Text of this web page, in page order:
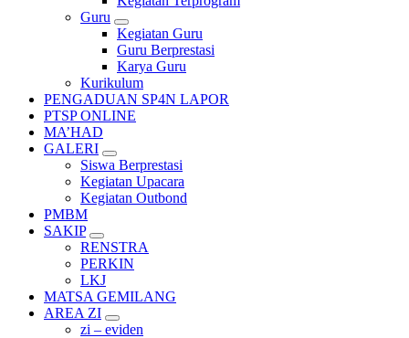
Guru
Kegiatan Guru
Guru Berprestasi
Karya Guru
Kurikulum
PENGADUAN SP4N LAPOR
PTSP ONLINE
MA’HAD
GALERI
Siswa Berprestasi
Kegiatan Upacara
Kegiatan Outbond
PMBM
SAKIP
RENSTRA
PERKIN
LKJ
MATSA GEMILANG
AREA ZI
zi – eviden